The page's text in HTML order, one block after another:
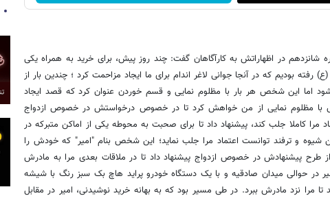
شانزدهم در اظهاراتش به کارآگاهان گفت: چند روز پیش، برای خرید به همراه یکی
رفته بودیم که در آنجا جوانی لاغر اندام برای ما ایجاد مزاحمت کرد ؛ چندین بار از
اما این شخص هر بار با مظلوم نمایی و قسم خوردن عنوان کرد که قصد ایجاد
با مظلوم نمایی از من خواهش کرد تا در خصوص درخواستش در خصوص ازدواج
مرا کاملا جلب کند، پیشنهاد داد تا برای صحبت به محوطه یکی از اماکن متبرکه در
شیوه و ترفند توانست اعتماد مرا جلب نماید؛ این شخص بنام "امیر" که خودش را
طرح پیشنهادش در خصوص ازدواج پیشنهاد داد تا در ملاقات بعدی مرا به مادرش
در حوالی میدان صادقیه و با یک دستگاه خودرو پراید هاچ بک سبز رنگ با شیشه
مرا نزد مادرش ببرد. در طی مسیر بود که به بهانه خرید نوشیدنی، امیر در مقابل